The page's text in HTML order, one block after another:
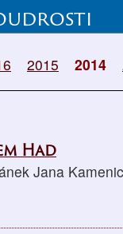
2015 2014
Had
Jana